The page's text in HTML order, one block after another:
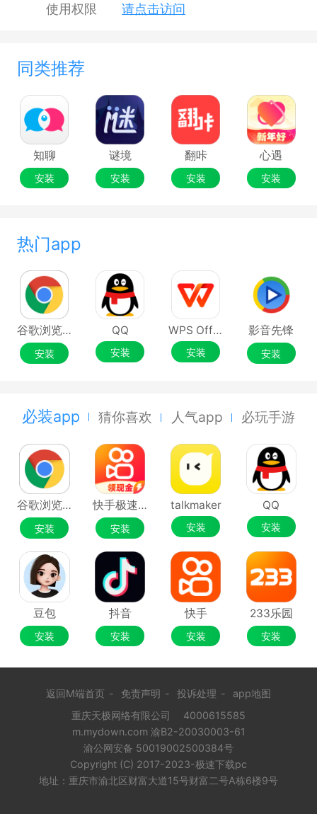
使用权限
请点击访问
同类推荐
知聊
安装
谜境
安装
翻咔
安装
心遇
安装
热门app
谷歌浏览器Google Chrome
安装
QQ
安装
WPS Office
安装
影音先锋
安装
必装app 猜你喜欢 人气app 必玩手游
谷歌浏览器Google Chrome
安装
快手极速版
安装
talkmaker
安装
QQ
安装
豆包
安装
抖音
安装
快手
安装
233乐园
安装
返回M端首页 - 免责声明 - 投诉处理 -
app地图
重庆天极网络有限公司
4000615585
m.mydown.com 渝B2-20030003-61
渝公网安备 50019002500384号
Copyright (C) 2017-2023-极速下载pc
地址：重庆市渝北区财富大道15号财富二号A栋6楼9号